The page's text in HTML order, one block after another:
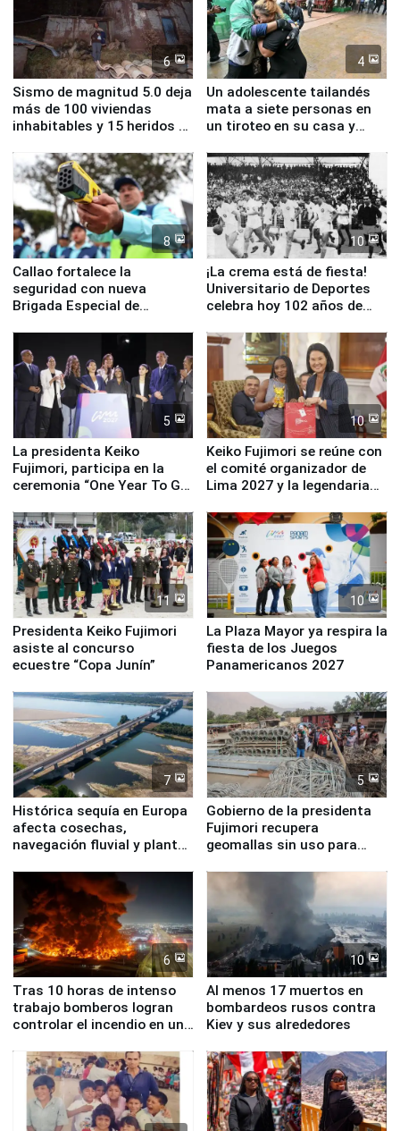
6
Sismo de magnitud 5.0 deja
más de 100 viviendas
inhabitables y 15 heridos en
4
Un adolescente tailandés
mata a siete personas en
un tiroteo en su casa y
8
Callao fortalece la
seguridad con nueva
Brigada Especial de
equipamiento para
Serenazgo
10
¡La crema está de fiesta!
Universitario de Deportes
celebra hoy 102 años de
5
La presidenta Keiko
Fujimori, participa en la
ceremonia “One Year To Go
10
Keiko Fujimori se reúne con
el comité organizador de
Lima 2027 y la legendaria
11
Presidenta Keiko Fujimori
asiste al concurso
ecuestre “Copa Junín”
10
La Plaza Mayor ya respira la
fiesta de los Juegos
Panamericanos 2027
7
Histórica sequía en Europa
afecta cosechas,
navegación fluvial y plantas
5
Gobierno de la presidenta
Fujimori recupera
geomallas sin uso para
Fenómeno El Niño
6
Tras 10 horas de intenso
trabajo bomberos logran
controlar el incendio en una
de Chile
10
Al menos 17 muertos en
bombardeos rusos contra
Kiev y sus alrededores